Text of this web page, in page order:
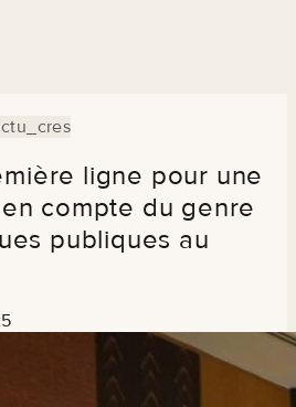
ligne pour une
compte du genre
publiques au